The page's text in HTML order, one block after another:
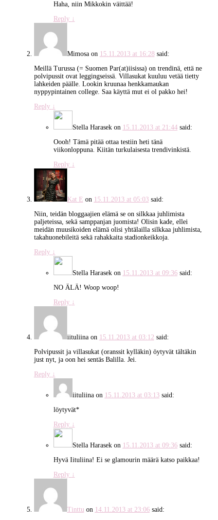
Haha, niin Mikkokin väittää!
Reply ↓
Mimosaon 15.11.2013 at 16:28 said:
Meillä Turussa (= Suomen Par(at)iisissa) on trendinä, että ne
polvipussit ovat leggingseissä. Villasukat kuuluu vetää tietty
lahkeiden päälle. Lookin kruunaa henkkamaukan
nyppypintainen college. Saa käyttä mut ei ol pakko hei!
Reply ↓
Stella Harasekon 15.11.2013 at 21:44 said:
Oooh! Tämä pitää ottaa testiin heti tänä
viikonloppuna. Kiitän turkulaisesta trendivinkistä.
Reply ↓
Kat E on 15.11.2013 at 05:03 said:
Niin, teidän bloggaajien elämä se on silkkaa juhlimista
paljeteissa, sekä samppanjan juomista! Olisin kade, ellei
meidän muusikoiden elämä olisi yhtälailla silkkaa juhlimista,
takahuonebileitä sekä rahakkaita stadionkeikkoja.
Reply ↓
Stella Harasekon 15.11.2013 at 09:36 said:
NO ÄLÄ! Woop woop!
Reply ↓
iituliinaon 15.11.2013 at 03:12 said:
Polvipussit ja villasukat (oranssit kylläkin) öytyvät tältäkin
just nyt, ja oon hei sentäs Balilla. Jei.
Reply ↓
iituliinaon 15.11.2013 at 03:13 said:
löytyvät*
Reply ↓
Stella Harasekon 15.11.2013 at 09:36 said:
Hyvä Iituliina! Ei se glamourin määrä katso paikkaa!
Reply ↓
Tinttuon 14.11.2013 at 23:06 said: